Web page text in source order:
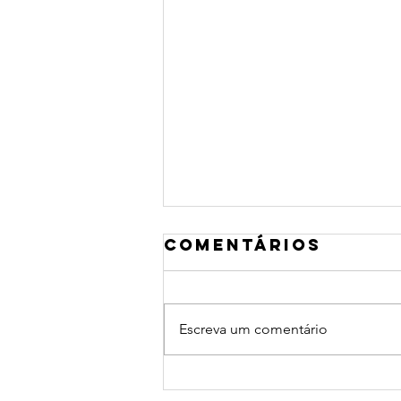
Como
Comentários
Escreva um comentário